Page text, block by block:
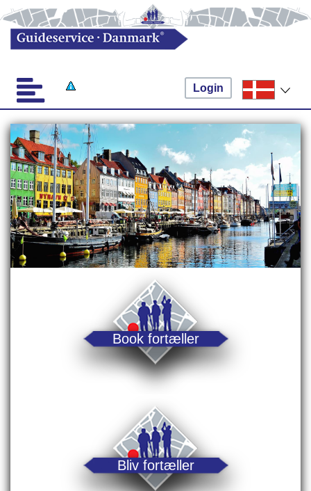
Login
Book fortæller
Bliv fortæller